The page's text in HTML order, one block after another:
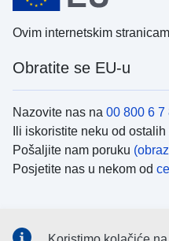
Ovim internetskim
Obratite se EU-u
Nazovite nas na 00 800 6 7
Ili iskoristite neku od
Pošaljite nam poruku
Posjetite nas u nekom od